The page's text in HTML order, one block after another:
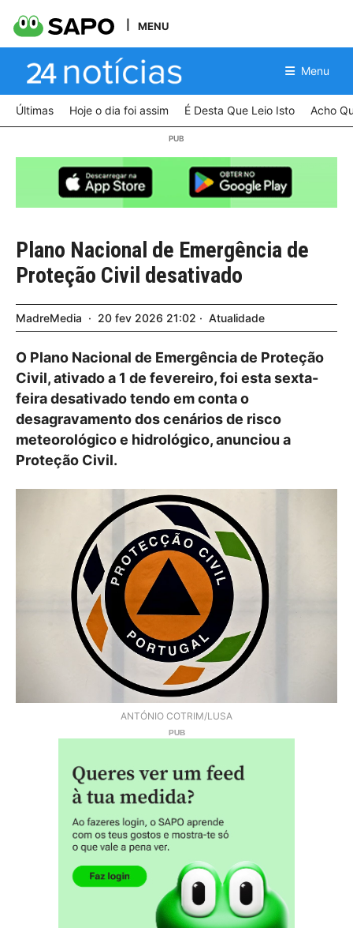
MENU
Menu
Últimas Hoje o dia foi assim É Desta Que Leio Isto Acho
Plano Nacional de Emergência de
Proteção Civil desativado
MadreMedia 20 fev 2026 21:02 Atualidade
O Plano Nacional de Emergência de Proteção
Civil, ativado a 1 de fevereiro, foi esta sexta-
feira desativado tendo em conta o
desagravamento dos cenários de risco
meteorológico e hidrológico, anunciou a
Proteção Civil.
ANTÓNIO COTRIM/LUSA